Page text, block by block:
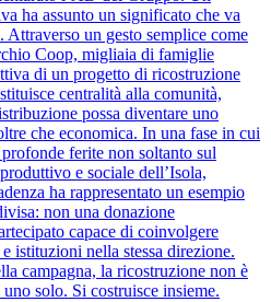
ha assunto un significato che va
un gesto semplice come
Coop, migliaia di famiglie
di un progetto di ricostruzione
centralità alla comunità,
possa diventare uno
che economica. In una fase in cui
ferite non soltanto sul
e sociale dell’Isola,
ha rappresentato un esempio
non una donazione
capace di coinvolgere
istituzioni nella stessa direzione.
campagna, la ricostruzione non è
solo. Si costruisce insieme.